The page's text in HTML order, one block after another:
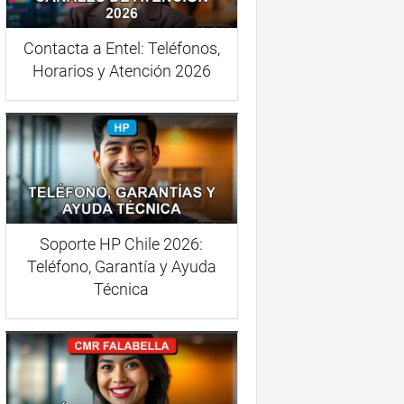
Contacta a Entel: Teléfonos,
Horarios y Atención 2026
Soporte HP Chile 2026:
Teléfono, Garantía y Ayuda
Técnica